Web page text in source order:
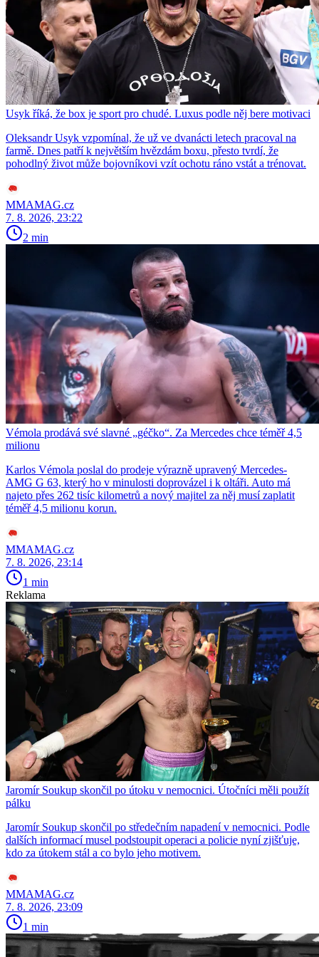
Usyk říká, že box je sport pro chudé. Luxus podle něj bere motivaci
Oleksandr Usyk vzpomínal, že už ve dvanácti letech pracoval na
farmě. Dnes patří k největším hvězdám boxu, přesto tvrdí, že
pohodlný život může bojovníkovi vzít ochotu ráno vstát a trénovat.
MMAMAG.cz
7. 8. 2026, 23:22
2 min
Vémola prodává své slavné „géčko“. Za Mercedes chce téměř 4,5
milionu
Karlos Vémola poslal do prodeje výrazně upravený Mercedes-
AMG G 63, který ho v minulosti doprovázel i k oltáři. Auto má
najeto přes 262 tisíc kilometrů a nový majitel za něj musí zaplatit
téměř 4,5 milionu korun.
MMAMAG.cz
7. 8. 2026, 23:14
1 min
Reklama
Jaromír Soukup skončil po útoku v nemocnici. Útočníci měli použít
pálku
Jaromír Soukup skončil po středečním napadení v nemocnici. Podle
dalších informací musel podstoupit operaci a policie nyní zjišťuje,
kdo za útokem stál a co bylo jeho motivem.
MMAMAG.cz
7. 8. 2026, 23:09
1 min